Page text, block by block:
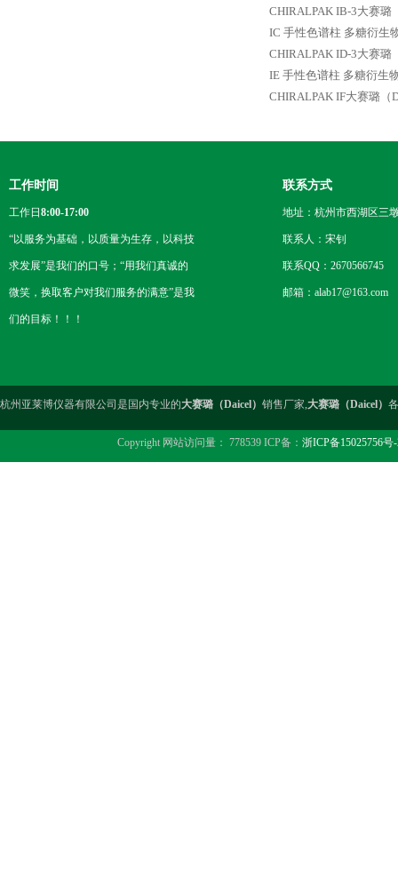
CHIRALPAK IB-3大赛璐
IC 手性色谱柱 多糖衍生
CHIRALPAK ID-3大赛璐
IE 手性色谱柱 多糖衍生
CHIRALPAK IF大赛璐（
工作时间
工作日 8:00-17:00
“以服务为基础，以质量为生存，以科技
求发展”是我们的口号；“用我们真诚的
微笑，换取客户对我们服务的满意”是我
们的目标！！！
联系方式
地址：杭州市西湖区三
联系人：宋钊
联系QQ：2670566745
邮箱：alab17@163.com
杭州亚莱博仪器有限公司是国内专业的大赛璐（Daicel） 销售厂家,大赛璐（Daicel）
Copyright 网站访问量： 778539 ICP备： 浙ICP备15025756号